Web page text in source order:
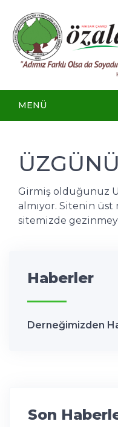
MENÜ
Girmiş olduğunuz
almıyor. Sitenin
sitemizde
Haberler
Derneğimizden
Son